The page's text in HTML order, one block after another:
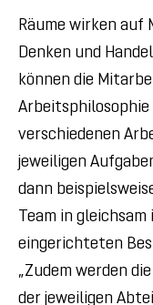
Räume wirken auf
Denken und
können die
verschiedenen
jeweiligen
dann
Team in
eingerichteten
„Zudem werden
der jeweiligen